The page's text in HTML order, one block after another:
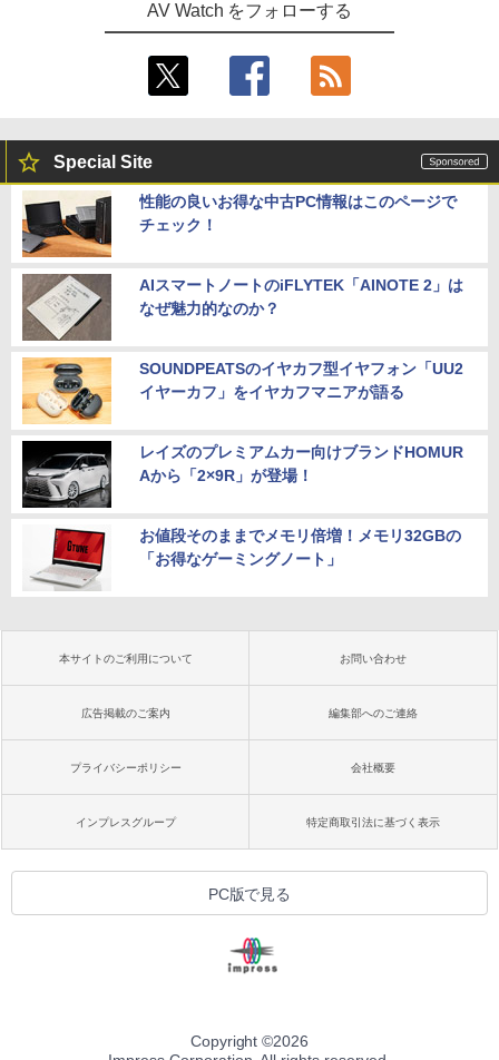
AV Watch をフォローする
Special Site
性能の良いお得な中古PC情報はこのページで
チェック！
AIスマートノートのiFLYTEK「AINOTE 2」は
なぜ魅力的なのか？
SOUNDPEATSのイヤカフ型イヤフォン「UU2
イヤーカフ」をイヤカフマニアが語る
レイズのプレミアムカー向けブランドHOMUR
Aから「2×9R」が登場！
お値段そのままでメモリ倍増！メモリ32GBの
「お得なゲーミングノート」
本サイトのご利用について お問い合わせ
広告掲載のご案内 編集部へのご連絡
プライバシーポリシー 会社概要
インプレスグループ 特定商取引法に基づく表示
PC版で見る
Copyright ©2026